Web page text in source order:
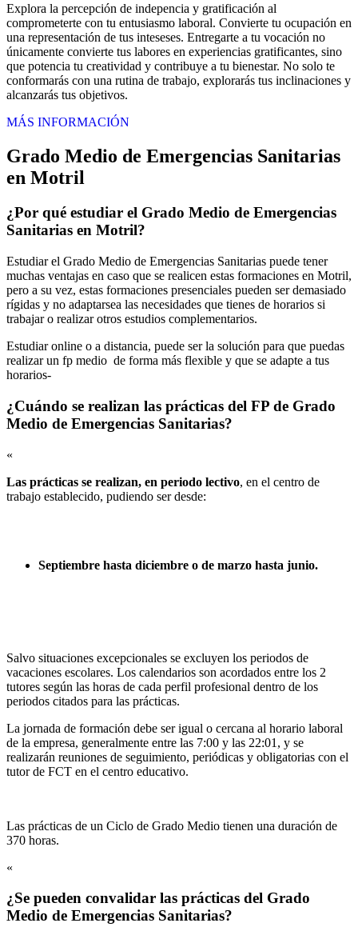
Explora la percepción de indepencia y gratificación al
comprometerte con tu entusiasmo laboral. Convierte tu ocupación en
una representación de tus inteseses. Entregarte a tu vocación no
únicamente convierte tus labores en experiencias gratificantes, sino
que potencia tu creatividad y contribuye a tu bienestar. No solo te
conformarás con una rutina de trabajo, explorarás tus inclinaciones y
alcanzarás tus objetivos.
MÁS INFORMACIÓN
Grado Medio de Emergencias Sanitarias
en Motril
¿Por qué estudiar el Grado Medio de Emergencias
Sanitarias en Motril?
Estudiar el Grado Medio de Emergencias Sanitarias puede tener
muchas ventajas en caso que se realicen estas formaciones en Motril,
pero a su vez, estas formaciones presenciales pueden ser demasiado
rígidas y no adaptarsea las necesidades que tienes de horarios si
trabajar o realizar otros estudios complementarios.
Estudiar online o a distancia, puede ser la solución para que puedas
realizar un fp medio de forma más flexible y que se adapte a tus
horarios-
¿Cuándo se realizan las prácticas del FP de Grado
Medio de Emergencias Sanitarias?
«
Las prácticas se realizan, en periodo lectivo, en el centro de
trabajo establecido, pudiendo ser desde:
Septiembre hasta diciembre o de marzo hasta junio.
Salvo situaciones excepcionales se excluyen los periodos de
vacaciones escolares. Los calendarios son acordados entre los 2
tutores según las horas de cada perfil profesional dentro de los
periodos citados para las prácticas.
La jornada de formación debe ser igual o cercana al horario laboral
de la empresa, generalmente entre las 7:00 y las 22:01, y se
realizarán reuniones de seguimiento, periódicas y obligatorias con el
tutor de FCT en el centro educativo.
Las prácticas de un Ciclo de Grado Medio tienen una duración de
370 horas.
«
¿Se pueden convalidar las prácticas del Grado
Medio de Emergencias Sanitarias?